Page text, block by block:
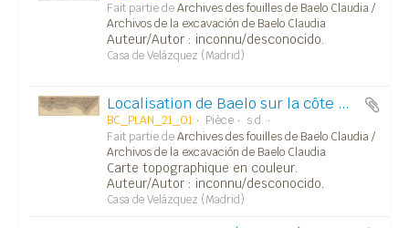
Fait partie deArchives des fouilles de Baelo Claudia /
Archivos de la excavación de Baelo Claudia
Auteur/Autor : inconnu/desconocido.
Casa de Velázquez (Madrid)
Localisation de Baelo sur la côte Atlantique.
BC_PLAN_21_01 Pièce
s.d.
Fait partie deArchives des fouilles de Baelo Claudia /
Archivos de la excavación de Baelo Claudia
Carte topographique en couleur.
Auteur/Autor : inconnu/desconocido.
Casa de Velázquez (Madrid)